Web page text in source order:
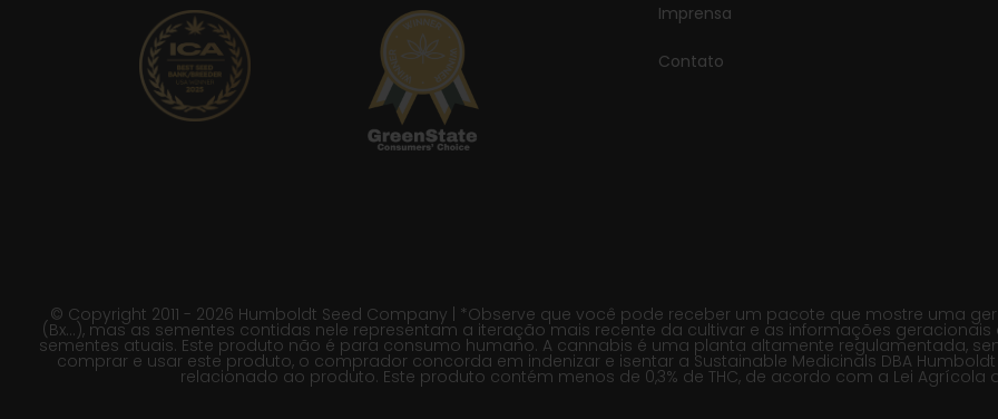
Imprensa
Contato
© Copyright 2011 - 2026 Humboldt Seed Company | *Observe que você pode receber um pacote que mostre uma
(Bx…), mas as sementes contidas nele representam a iteração mais recente da cultivar e as informações
sementes atuais. Este produto não é para consumo humano. A cannabis é uma planta altamente regulamentada,
comprar e usar este produto, o comprador concorda em indenizar e isentar a Sustainable Medicinals DBA
relacionado ao produto. Este produto contém menos de 0,3% de THC, de acordo com a Lei Agrícola